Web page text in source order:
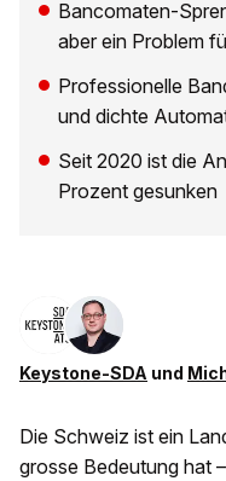
Bancomaten-
aber ein Problem
Professionelle
und dichte
Seit 2020 ist die
Prozent gesunken
Keystone-SDA und
Die Schweiz ist ein
grosse Bedeutung hat